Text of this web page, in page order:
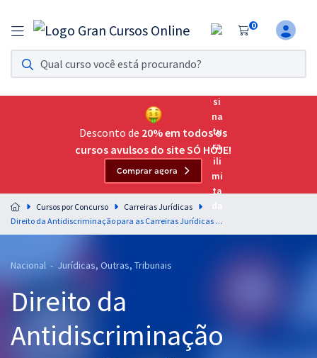
0
Assinatura Ilimitada 11
Acesso a todos os cursos. Teste grátis por 7 dias!
Assinatura OAB Até Passar
Acesso ilimitado a toda preparação para o Exame da
Residências Multiprofissionais
Preparação completa e intensiva para as principais
residências em saúde do Brasil
Cursos 20% OFF
Pós
Desconto de 20% em todos os
cursos avulsos do site SÓ HOJE!
Comprar agora
Cursos por Concurso
Carreiras Jurídicas
Direito da Antidiscriminação para as Carreiras Jurídicas - Professor Juliano Alves
Nacional - Jurídicas, Outras, Tribunais
Direito da
Antidiscriminação